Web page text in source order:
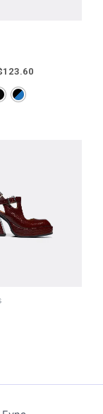
123.60